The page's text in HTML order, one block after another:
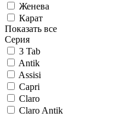
Женева
Карат
Показать все
Серия
3 Tab
Antik
Assisi
Capri
Claro
Claro Antik